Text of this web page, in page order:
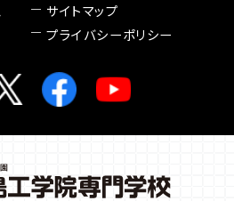
サイトマップ
プライバシーポリシー